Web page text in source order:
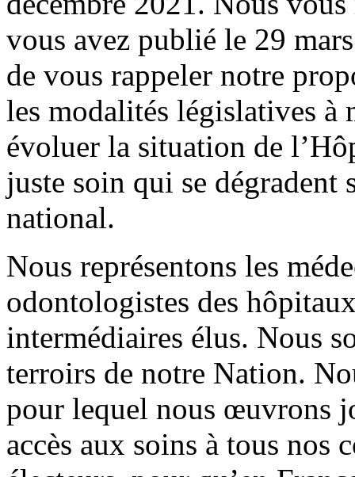
vous avez publié le 29
de vous rappeler notre
les modalités législatives
évoluer la situation de
juste soin qui se dégradent
national.
Nous représentons les
odontologistes des
intermédiaires élus. Nous
terroirs de notre Nation.
pour lequel nous œuvrons
accès aux soins à tous nos